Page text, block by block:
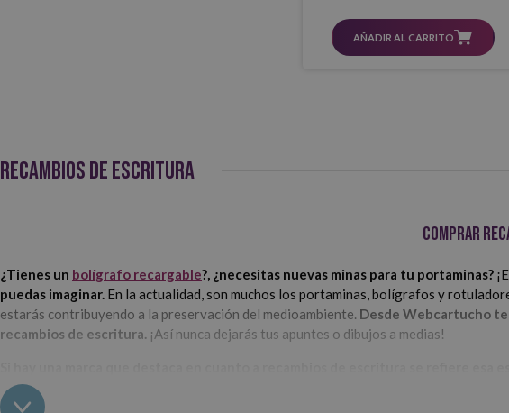
AÑADIR AL CARRITO
RECAMBIOS DE ESCRITURA
Comprar
¿Tienes un bolígrafo recargable?, ¿necesitas nuevas minas para tu portaminas?
puedas imaginar. En la actualidad, son muchos los portaminas, bolígrafos y
estarás contribuyendo a la preservación del medioambiente. Desde Webcartucho
recambios de escritura. ¡Así nunca dejarás tus apuntes o dibujos a medias!
su catálogo.